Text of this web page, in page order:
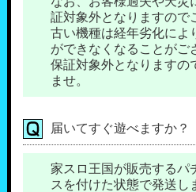
証対象外となりますので
古い機種は経年劣化によ
ができなくなることがご
保証対象外となりますの
ませ。
届いてすぐ遊べますか？
家スロ王国が販売するパ
スを付けた状態で発送し